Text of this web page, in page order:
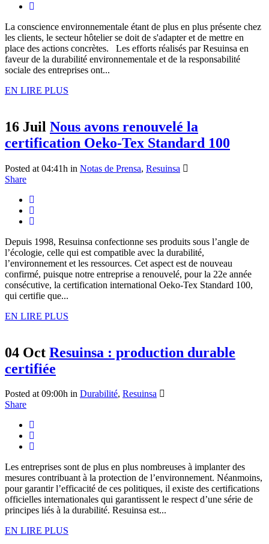
La conscience environnementale étant de plus en plus présente chez
les clients, le secteur hôtelier se doit de s'adapter et de mettre en
place des actions concrètes. Les efforts réalisés par Resuinsa en
faveur de la durabilité environnementale et de la responsabilité
sociale des entreprises ont...
EN LIRE PLUS
16 Juil Nous avons renouvelé la
certification Oeko-Tex Standard 100
Posted at 04:41h in Notas de Prensa, Resuinsa
Share
Depuis 1998, Resuinsa confectionne ses produits sous l’angle de
l’écologie, celle qui est compatible avec la durabilité,
l’environnement et les ressources. Cet aspect est de nouveau
confirmé, puisque notre entreprise a renouvelé, pour la 22e année
consécutive, la certification international Oeko-Tex Standard 100,
qui certifie que...
EN LIRE PLUS
04 Oct Resuinsa : production durable
certifiée
Posted at 09:00h in Durabilité, Resuinsa
Share
Les entreprises sont de plus en plus nombreuses à implanter des
mesures contribuant à la protection de l’environnement. Néanmoins,
pour garantir l’efficacité de ces politiques, il existe des certifications
officielles internationales qui garantissent le respect d’une série de
principes liés à la durabilité. Resuinsa est...
EN LIRE PLUS